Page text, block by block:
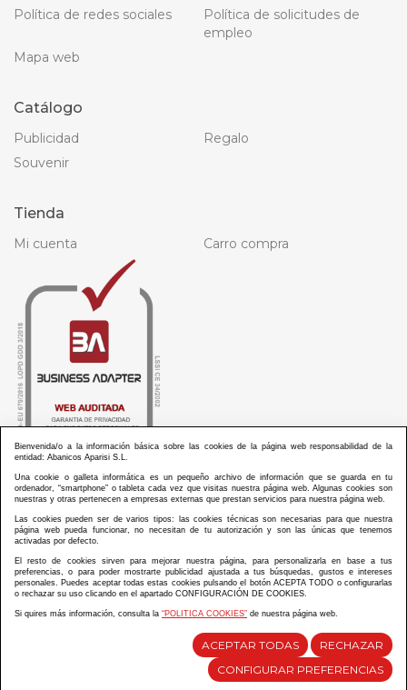
Política de redes sociales
Política de solicitudes de
empleo
Mapa web
Catálogo
Publicidad
Regalo
Souvenir
Tienda
Mi cuenta Carro compra
ABANICOS APARISI S.L. ha recibido por parte de La Generalitat Valenciana, la cantidad de
100.000 € en apoyo al proyecto HISOLV/2021/3933/46 del PLAN EMPRESARIAL “PLAN RESISITIR
ABANICOS APARISI S.L. ha recibido por parte de La Generalitat Valenciana, la cantidad de 7.000
€ en apoyo al proyecto CMARTE/2021/265/46 del PLAN AYUDAS DIRECTAS ARTESANIA “CMARTE”.
Diseño y desarrollo web Im3diA comunicación
Bienvenida/o a la información básica sobre las cookies de la página web responsabilidad de la
entidad: Abanicos Aparisi S.L.
Una cookie o galleta informática es un pequeño archivo de información que se guarda en tu
ordenador, “smartphone” o tableta cada vez que visitas nuestra página web. Algunas cookies son
nuestras y otras pertenecen a empresas externas que prestan servicios para nuestra página web.
Las cookies pueden ser de varios tipos: las cookies técnicas son necesarias para que nuestra
página web pueda funcionar, no necesitan de tu autorización y son las únicas que tenemos
activadas por defecto.
El resto de cookies sirven para mejorar nuestra página, para personalizarla en base a tus
preferencias, o para poder mostrarte publicidad ajustada a tus búsquedas, gustos e intereses
personales. Puedes aceptar todas estas cookies pulsando el botón ACEPTA TODO o configurarlas
o rechazar su uso clicando en el apartado CONFIGURACIÓN DE COOKIES.
Si quires más información, consulta la “POLITICA COOKIES” de nuestra página web.
ACEPTAR TODAS
RECHAZAR
CONFIGURAR PREFERENCIAS